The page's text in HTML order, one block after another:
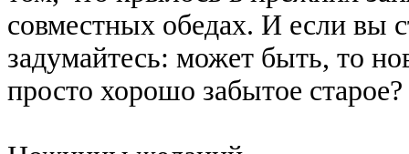
совместных обедах. И если вы
задумайтесь: может быть, то
просто хорошо забытое старое?